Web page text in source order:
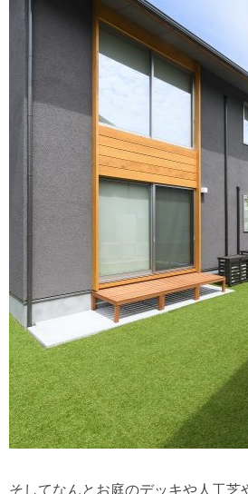
そしてなんとお庭のデッキや人工芝